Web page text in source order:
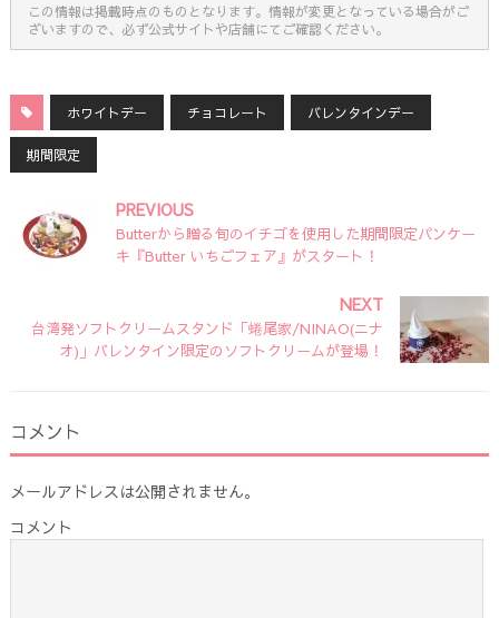
この情報は掲載時点のものとなります。情報が変更となっている場合がご
ざいますので、必ず公式サイトや店舗にてご確認ください。
ホワイトデー チョコレート バレンタインデー
期間限定
PREVIOUS
Butterから贈る旬のイチゴを使用した期間限定パンケー
キ『Butter いちごフェア』がスタート！
NEXT
台湾発ソフトクリームスタンド「蜷尾家/NINAO(ニナ
オ)」バレンタイン限定のソフトクリームが登場！
コメント
メールアドレスは公開されません。
コメント